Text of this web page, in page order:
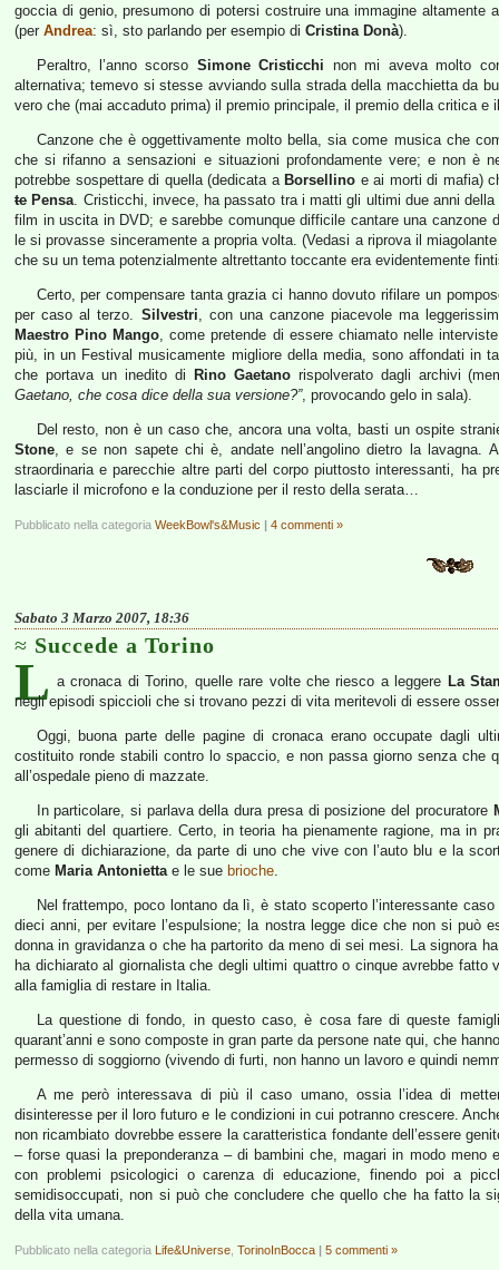
goccia di genio, presumono di potersi costruire una immagine
(per Andrea: sì, sto parlando per esempio di Cristina Donà).
Peraltro, l’anno scorso Simone Cristicchi non mi aveva molto
alternativa; temevo si stesse avviando sulla strada della macchietta da
vero che (mai accaduto prima) il premio principale, il premio della critica
Canzone che è oggettivamente molto bella, sia come musica che
che si rifanno a sensazioni e situazioni profondamente vere; e non è
potrebbe sospettare di quella (dedicata a Borsellino e ai morti di mafia)
te Pensa. Cristicchi, invece, ha passato tra i matti gli ultimi due anni
film in uscita in DVD; e sarebbe comunque difficile cantare una canzone
le si provasse sinceramente a propria volta. (Vedasi a riprova il
che su un tema potenzialmente altrettanto toccante era evidentemente
Certo, per compensare tanta grazia ci hanno dovuto rifilare un
per caso al terzo. Silvestri, con una canzone piacevole ma
Maestro Pino Mango, come pretende di essere chiamato nelle
più, in un Festival musicamente migliore della media, sono affondati in
che portava un inedito di
Rino Gaetanorispolverato dagli archivi
Gaetano, che cosa dice della sua versione?”, provocando gelo in sala).
Del resto, non è un caso che, ancora una volta, basti un ospite
Stone, e se non sapete chi è, andate nell’angolino dietro la lavagna.
straordinaria e parecchie altre parti del corpo piuttosto interessanti, ha
lasciarle il microfono e la conduzione per il resto della serata…
Pubblicato nella categoria WeekBowl's&Music | 4 commenti »
Sabato 3 Marzo 2007, 18:36
Succede a Torino
L a cronaca di Torino, quelle rare volte che riesco a leggere La
negli episodi spiccioli che si trovano pezzi di vita meritevoli di essere
Oggi, buona parte delle pagine di cronaca erano occupate dagli
costituito ronde stabili contro lo spaccio, e non passa giorno senza che
all’ospedale pieno di mazzate.
In particolare, si parlava della dura presa di posizione del procuratore
gli abitanti del quartiere. Certo, in teoria ha pienamente ragione, ma in
genere di dichiarazione, da parte di uno che vive con l’auto blu e la
come Maria Antoniettae le sue brioche.
Nel frattempo, poco lontano da lì, è stato scoperto l’interessante
dieci anni, per evitare l’espulsione; la nostra legge dice che non si può
donna in gravidanza o che ha partorito da meno di sei mesi. La signora
ha dichiarato al giornalista che degli ultimi quattro o cinque avrebbe
alla famiglia di restare in Italia.
La questione di fondo, in questo caso, è cosa fare di queste
quarant’anni e sono composte in gran parte da persone nate qui, che
permesso di soggiorno (vivendo di furti, non hanno un lavoro e quindi
A me però interessava di più il caso umano, ossia l’idea di
disinteresse per il loro futuro e le condizioni in cui potranno crescere.
non ricambiato dovrebbe essere la caratteristica fondante dell’essere
– forse quasi la preponderanza – di bambini che, magari in modo meno
con problemi psicologici o carenza di educazione, finendo poi a
semidisoccupati, non si può che concludere che quello che ha fatto la
della vita umana.
Pubblicato nella categoria Life&Universe TorinoInBocca | 5 commenti »